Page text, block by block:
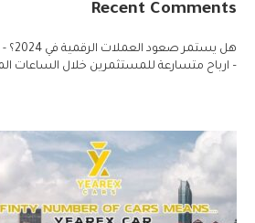
Recent Comments
هل يستمر صعود العملات الرقمية في 2024؟ - كاف بوست
– ارباح متسارعة للمستثمرين خلال الساعات